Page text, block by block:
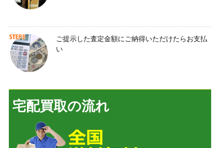
ご提示した査定金額にご納得いただけたらお支払
い
宅配買取の流れ